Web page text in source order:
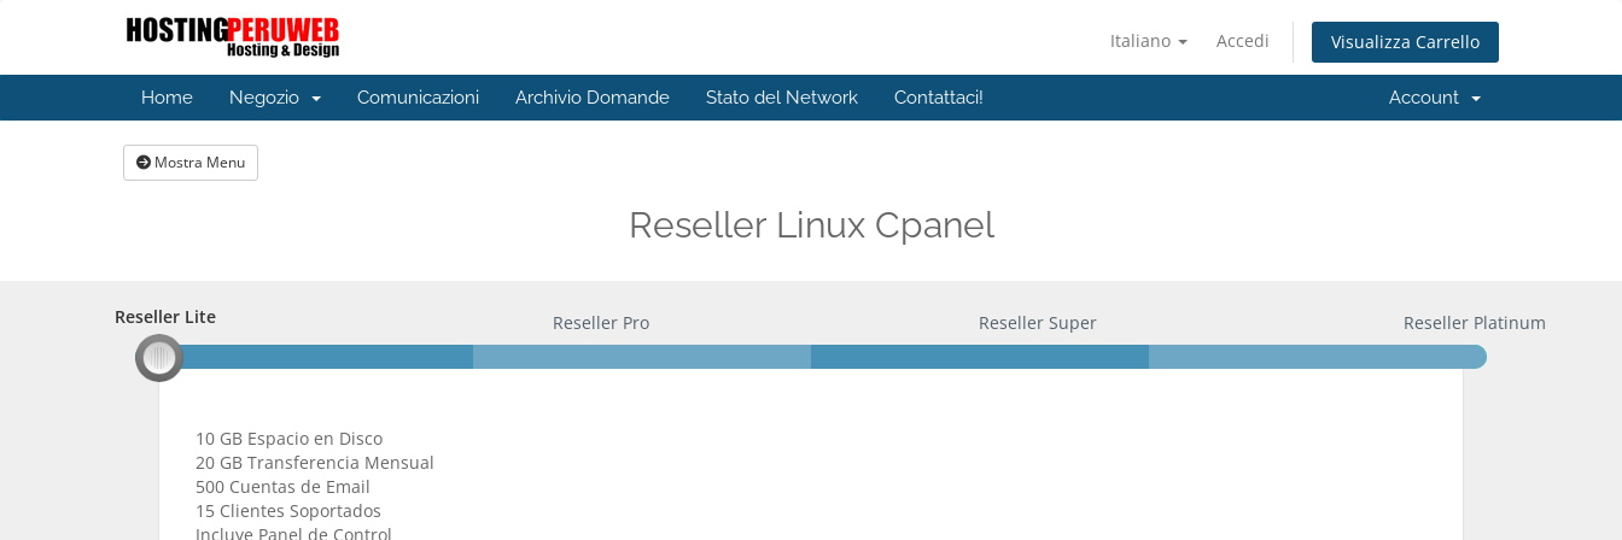
Italiano Accedi Visualizza Carrello
Home Negozio Comunicazioni Archivio Domande Stato del Network Contattaci! Account
Mostra Menu
Reseller Linux Cpanel
Reseller Lite
Reseller Lite Reseller Pro Reseller Super Reseller Platinum
10 GB Espacio en Disco
20 GB Transferencia Mensual
500 Cuentas de Email
15 Clientes Soportados
Incluye Panel de Control